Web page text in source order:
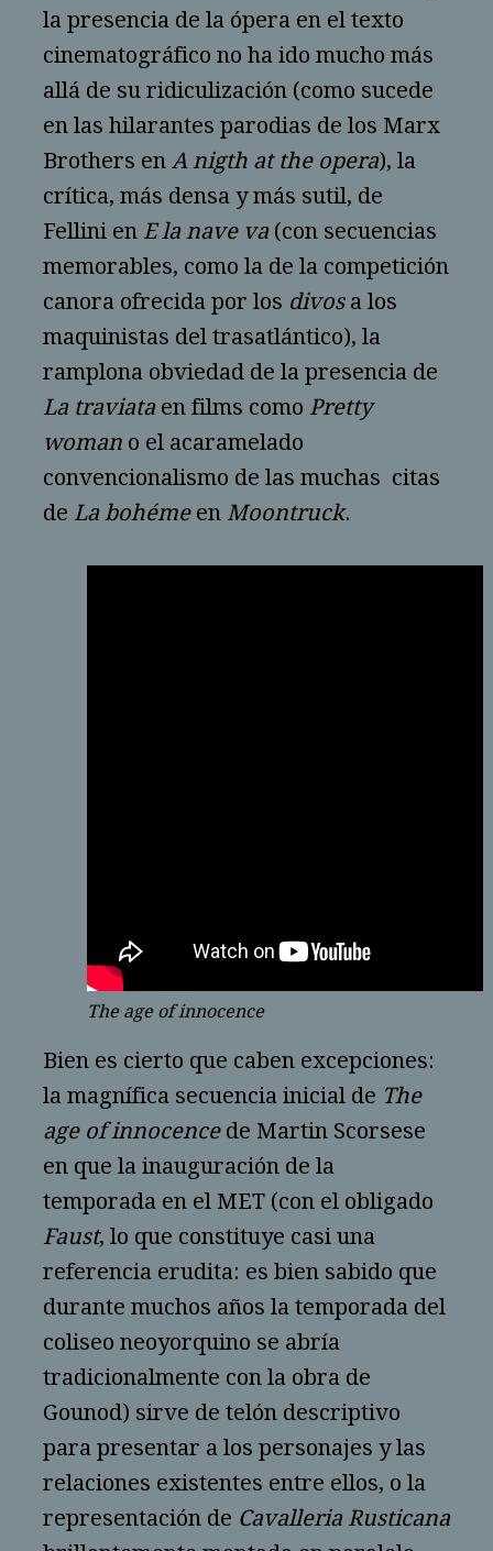
la presencia de la ópera en el texto
cinematográfico no ha ido mucho más
allá de su ridiculización (como sucede
en las hilarantes parodias de los Marx
Brothers en A nigth at the opera), la
crítica, más densa y más sutil, de
Fellini en E la nave va (con secuencias
memorables, como la de la competición
canora ofrecida por los divosa los
maquinistas del trasatlántico), la
ramplona obviedad de la presencia de
La traviata en films como Pretty
woman o el acaramelado
convencionalismo de las muchas citas
de La bohémeen Moontruck.
The age of innocence
Bien es cierto que caben excepciones:
la magnífica secuencia inicial de The
age of innocencede Martin Scorsese
en que la inauguración de la
temporada en el MET (con el obligado
Faust, lo que constituye casi una
referencia erudita: es bien sabido que
durante muchos años la temporada del
coliseo neoyorquino se abría
tradicionalmente con la obra de
Gounod) sirve de telón descriptivo
para presentar a los personajes y las
relaciones existentes entre ellos, o la
representación de Cavalleria Rusticana